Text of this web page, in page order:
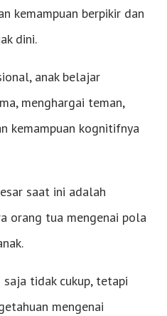
kemampuan berpikir dan
dini.
anak belajar
menghargai teman,
kemampuan kognitifnya
saat ini adalah
orang tua mengenai pola
saja tidak cukup, tetapi
mengenai